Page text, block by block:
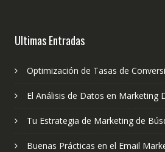
Ultimas Entradas
Optimización de Tasas de
El Análisis de Datos en Marketing
Tu Estrategia de Marketing de
Buenas Prácticas en el Email